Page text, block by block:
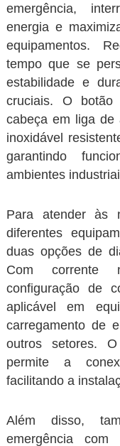
emergência,
energia e
equipamentos.
tempo que se
estabilidade e
cruciais. O
cabeça em liga de
inoxidável
garantindo
ambientes
Para atender às
diferentes
duas opções de
Com corrente
configuração de
aplicável em
carregamento de
outros setores.
permite a
facilitando a
Além disso,
emergência com